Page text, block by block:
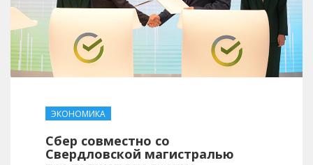
ЭКОНОМИКА
Сбер совместно со
Свердловской магистралью